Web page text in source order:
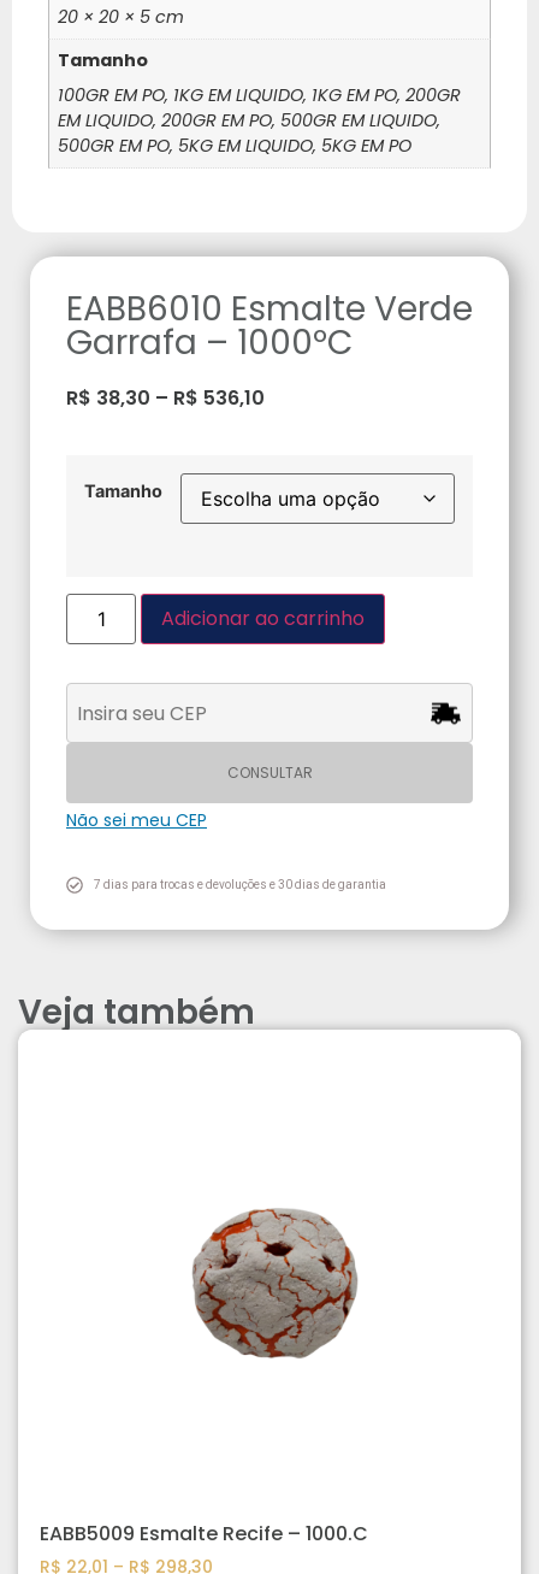
20 × 20 × 5 cm
Tamanho
100GR EM PO, 1KG EM LIQUIDO, 1KG EM PO, 200GR
EM LIQUIDO, 200GR EM PO, 500GR EM LIQUIDO,
500GR EM PO, 5KG EM LIQUIDO, 5KG EM PO
EABB6010 Esmalte Verde
Garrafa – 1000ºC
R$ 38,30 – R$ 536,10
Tamanho
Adicionar ao carrinho
CONSULTAR
Não sei meu CEP
7 dias para trocas e devoluções e 30 dias de garantia
Veja também
EABB5009 Esmalte Recife – 1000.C
R$ 22,01 – R$ 298,30